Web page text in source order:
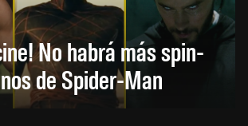
No habrá más spin-
de Spider-Man